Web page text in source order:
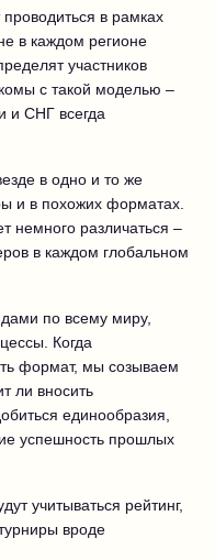
в рамках
в каждом регионе
участников
с такой моделью –
и СНГ всегда
в одно и то же
и в похожих форматах.
немного различаться –
в каждом глобальном
по всему миру,
Когда
формат, мы созываем
ли вносить
единообразия,
успешность прошлых
учитываться рейтинг,
вроде